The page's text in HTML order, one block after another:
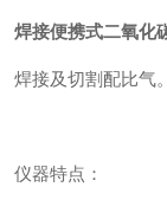
焊接便携式二氧化
焊接及切割配比气。
仪器特点：